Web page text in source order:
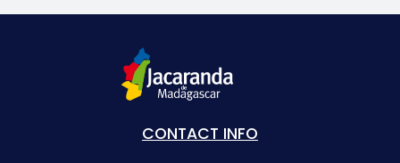
CONTACT INFO